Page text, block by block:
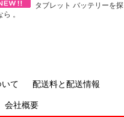
タブレット バッテリーを探
ら 。
て 配送料と配送情報
会社概要